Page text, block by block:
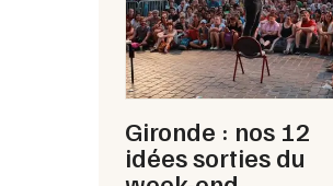
Gironde : nos 12
idées sorties du